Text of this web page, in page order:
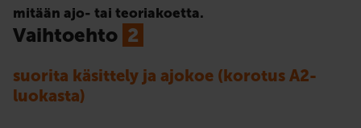
mitään ajo- tai teoriakoetta.
Vaihtoehto 2
suorita käsittely ja ajokoe (korotus A2-
luokasta)